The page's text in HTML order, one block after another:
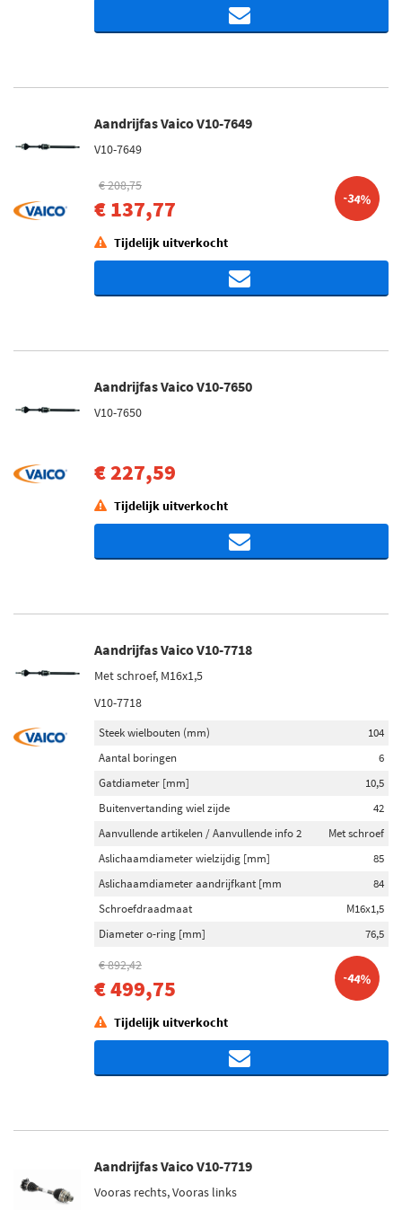
Aandrijfas Vaico V10-7649
V10-7649
€ 208,75
€ 137,77 -34%
Tijdelijk uitverkocht
Aandrijfas Vaico V10-7650
V10-7650
€ 227,59
Tijdelijk uitverkocht
Aandrijfas Vaico V10-7718
Met schroef, M16x1,5
V10-7718
Steek wielbouten (mm)
104
Aantal boringen
6
Gatdiameter [mm]
10,5
Buitenvertanding wiel zijde
42
Aanvullende artikelen / Aanvullende info 2
Met schroef
Aslichaamdiameter wielzijdig [mm]
85
Aslichaamdiameter aandrijfkant [mm
84
Schroefdraadmaat
M16x1,5
Diameter o-ring [mm]
76,5
€ 892,42
€ 499,75 -44%
Tijdelijk uitverkocht
Aandrijfas Vaico V10-7719
Vooras rechts, Vooras links